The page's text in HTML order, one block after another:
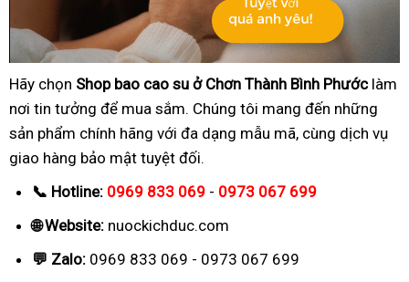
Hãy chọn Shop bao cao su ở Chơn Thành Bình Phướclàm
nơi tin tưởng để mua sắm. Chúng tôi mang đến những
sản phẩm chính hãng với đa dạng mẫu mã, cùng dịch vụ
giao hàng bảo mật tuyệt đối.
📞 Hotline: 0969 833 069 - 0973 067 699
🌐 Website: nuockichduc.com
💬 Zalo: 0969 833 069 - 0973 067 699